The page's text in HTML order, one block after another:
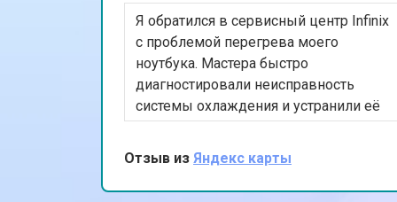
Замена Wi-Fi ноутбука Infinix
Ремонт цепи питания
Замена USB порта
Я обратился в сервисный центр Infinix
с проблемой перегрева моего
ноутбука. Мастера быстро
диагностировали неисправность
системы охлаждения и устранили её
в тот же день. Я впечатлен
оперативностью и качеством работы.
Мой ноутбук теперь работает как
новый. Спасибо за ваш
Отзыв из Яндекс карты